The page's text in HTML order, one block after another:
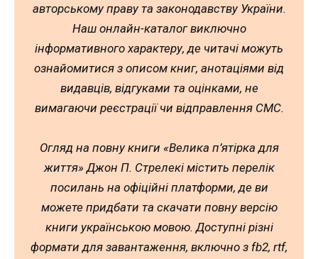
авторському праву та законодавству України.
Наш онлайн-каталог виключно
інформативного характеру, де читачі можуть
ознайомитися з описом книг, анотаціями від
видавців, відгуками та оцінками, не
вимагаючи реєстрації чи відправлення СМС.
Огляд на повну книги «Велика п’ятірка для
життя» Джон П. Стрелекі містить перелік
посилань на офіційні платформи, де ви
можете придбати та скачати повну версію
книги українською мовою. Доступні різні
формати для завантаження, включно з fb2, rtf,